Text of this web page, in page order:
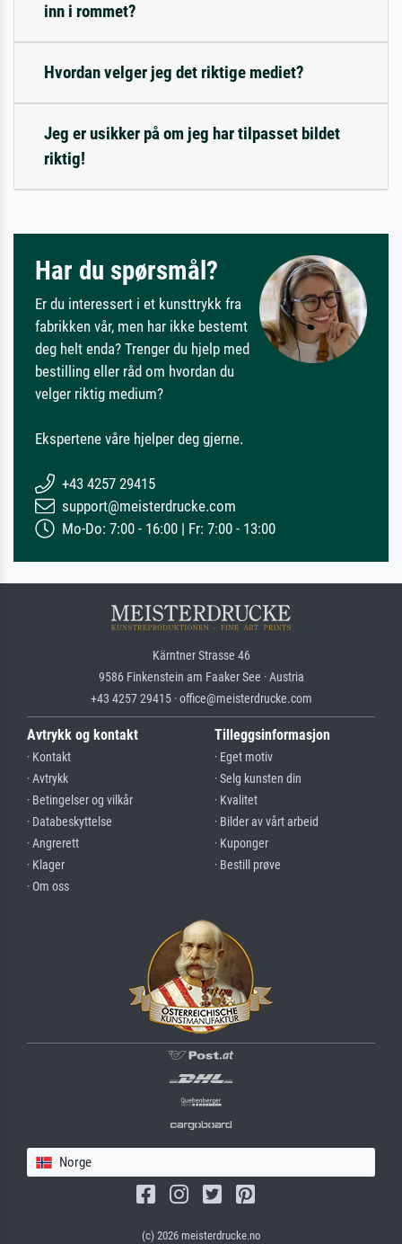
inn i rommet?
Hvordan velger jeg det riktige mediet?
Jeg er usikker på om jeg har tilpasset bildet
riktig!
Har du spørsmål?
Er du interessert i et kunsttrykk fra
fabrikken vår, men har ikke bestemt
deg helt enda? Trenger du hjelp med
bestilling eller råd om hvordan du
velger riktig medium?
Ekspertene våre hjelper deg gjerne.
+43 4257 29415
support@meisterdrucke.com
Mo-Do: 7:00 - 16:00 | Fr: 7:00 - 13:00
Kärntner Strasse 46
9586 Finkenstein am Faaker See · Austria
+43 4257 29415 · office@meisterdrucke.com
Avtrykk og kontakt
· Kontakt
· Avtrykk
· Betingelser og vilkår
· Databeskyttelse
· Angrerett
· Klager
· Om oss
Tilleggsinformasjon
· Eget motiv
· Selg kunsten din
· Kvalitet
· Bilder av vårt arbeid
· Kuponger
· Bestill prøve
Norge
(c) 2026 meisterdrucke.no